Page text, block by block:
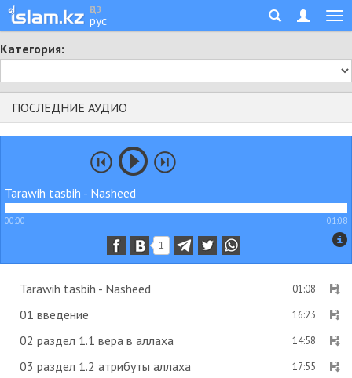
қаз
рус
Категория:
ПОСЛЕДНИЕ АУДИО
Tarawih tasbih - Nasheed
00:00 01:08
1
Tarawih tasbih - Nasheed 01:08
01 введение 16:23
02 раздел 1.1 вера в аллаха 14:58
03 раздел 1.2 атрибуты аллаха 17:55